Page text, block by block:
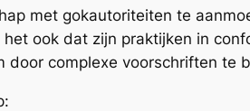
met gokautoriteiten te
ook dat zijn praktijken in
door complexe voorschriften te